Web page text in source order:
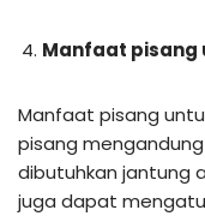
Manfaat pisang
Manfaat pisang
pisang
dibutuhkan jantung
juga dapat